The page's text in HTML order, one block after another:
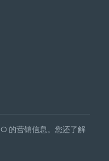
的营销信息。您还了解